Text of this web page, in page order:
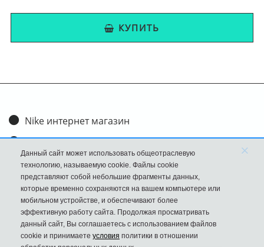
КУПИТЬ
Nike интернет магазин
Доставка и оплата
Обмен и возврат
Размеры
FAQ
Новости
Данный сайт может использовать общеотраслевую
технологию, называемую cookie. Файлы cookie
представляют собой небольшие фрагменты данных,
которые временно сохраняются на вашем компьютере или
мобильном устройстве, и обеспечивают более
эффективную работу сайта. Продолжая просматривать
данный сайт, Вы соглашаетесь с использованием файлов
cookie и принимаете условия политики в отношении
×